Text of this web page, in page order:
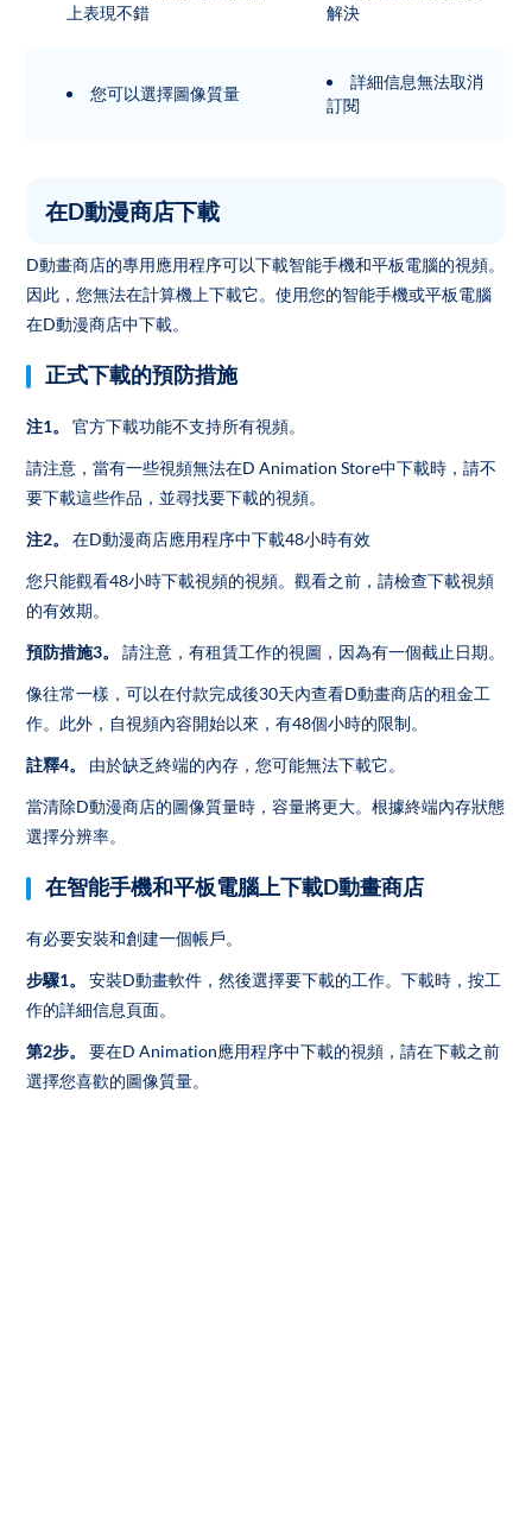
上表現不錯
解決
您可以選擇圖像質量
詳細信息無法取消
訂閱
在D動漫商店下載
D動畫商店的專用應用程序可以下載智能手機和平板電腦的視頻。
因此，您無法在計算機上下載它。使用您的智能手機或平板電腦
在D動漫商店中下載。
正式下載的預防措施
注1。官方下載功能不支持所有視頻。
請注意，當有一些視頻無法在D Animation Store中下載時，請不
要下載這些作品，並尋找要下載的視頻。
注2。在D動漫商店應用程序中下載48小時有效
您只能觀看48小時下載視頻的視頻。觀看之前，請檢查下載視頻
的有效期。
預防措施3。請注意，有租賃工作的視圖，因為有一個截止日期。
像往常一樣，可以在付款完成後30天內查看D動畫商店的租金工
作。此外，自視頻內容開始以來，有48個小時的限制。
註釋4。 由於缺乏終端的內存，您可能無法下載它。
當清除D動漫商店的圖像質量時，容量將更大。根據終端內存狀態
選擇分辨率。
在智能手機和平板電腦上下載D動畫商店
有必要安裝和創建一個帳戶。
步驟1。安裝D動畫軟件，然後選擇要下載的工作。下載時，按工
作的詳細信息頁面。
第2步。要在D Animation應用程序中下載的視頻，請在下載之前
選擇您喜歡的圖像質量。